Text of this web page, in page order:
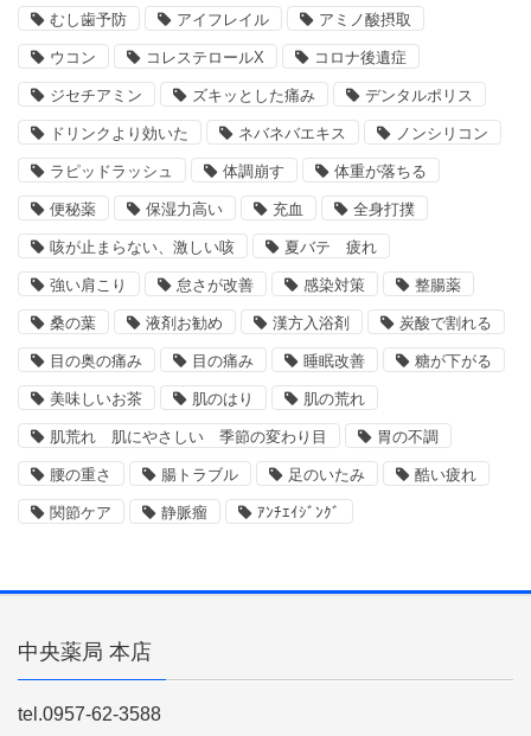
むし歯予防 アイフレイル アミノ酸摂取
ウコン コレステロールX コロナ後遺症
ジセチアミン ズキッとした痛み デンタルポリス
ドリンクより効いた ネバネバエキス ノンシリコン
ラピッドラッシュ 体調崩す 体重が落ちる
便秘薬 保湿力高い 充血 全身打撲
咳が止まらない、激しい咳 夏バテ 疲れ
強い肩こり 怠さが改善 感染対策 整腸薬
桑の葉 液剤お勧め 漢方入浴剤 炭酸で割れる
目の奥の痛み 目の痛み 睡眠改善 糖が下がる
美味しいお茶 肌のはり 肌の荒れ
肌荒れ 肌にやさしい 季節の変わり目 胃の不調
腰の重さ 腸トラブル 足のいたみ 酷い疲れ
関節ケア 静脈瘤 ｱﾝﾁｴｲｼﾞﾝｸﾞ
中央薬局 本店
tel.0957-62-3588